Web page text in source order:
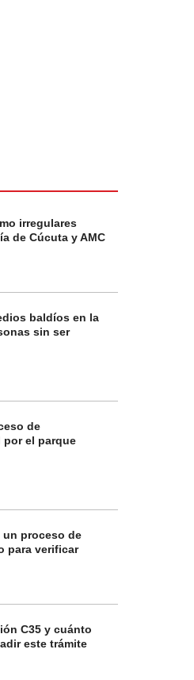
irregulares
de Cúcuta y AMC
baldíos en la
sin ser
de
el parque
un proceso de
para verificar
C35 y cuánto
este trámite